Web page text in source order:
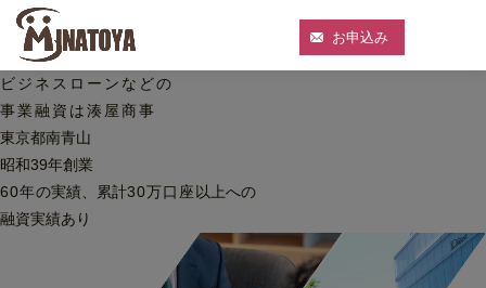
お申込み
ビジネスローンなどの
事業融資は湊屋商事
東京都南青山
昭和39年創業
60年の実績、累計30万口座 以上への
融資実績あり